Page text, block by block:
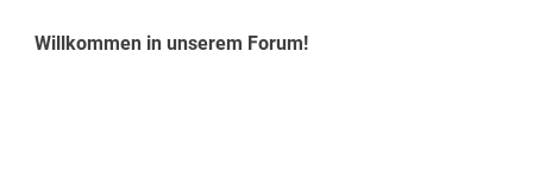
Willkommen in unserem Forum!